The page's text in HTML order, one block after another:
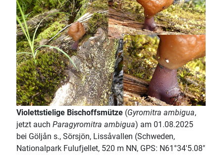
Violettstielige Bischoffsmütze (Gyromitra ambigua,
jetzt auch Paragyromitra ambigua) am 01.08.2025
bei Göljån s., Sörsjön, Lissåvallen (Schweden,
Nationalpark Fulufjellet, 520 m NN, GPS: N61°34'5.08"